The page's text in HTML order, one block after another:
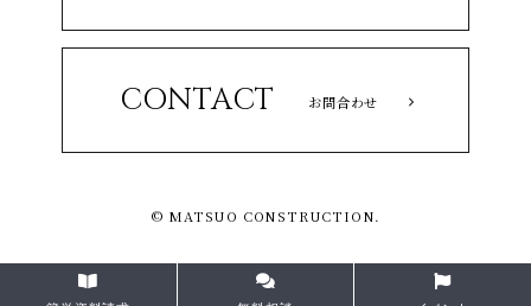
CONTACT お問合わせ
© MATSUO CONSTRUCTION.